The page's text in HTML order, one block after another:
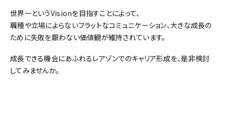
世界一というVisionを目指すことによって、
職種や立場によらないフラットなコミュニケーション、大きな成長の
ために失敗を厭わない価値観が維持されています。
成長できる機会にあふれるレアゾンでのキャリア形成を、是非検討
してみませんか。